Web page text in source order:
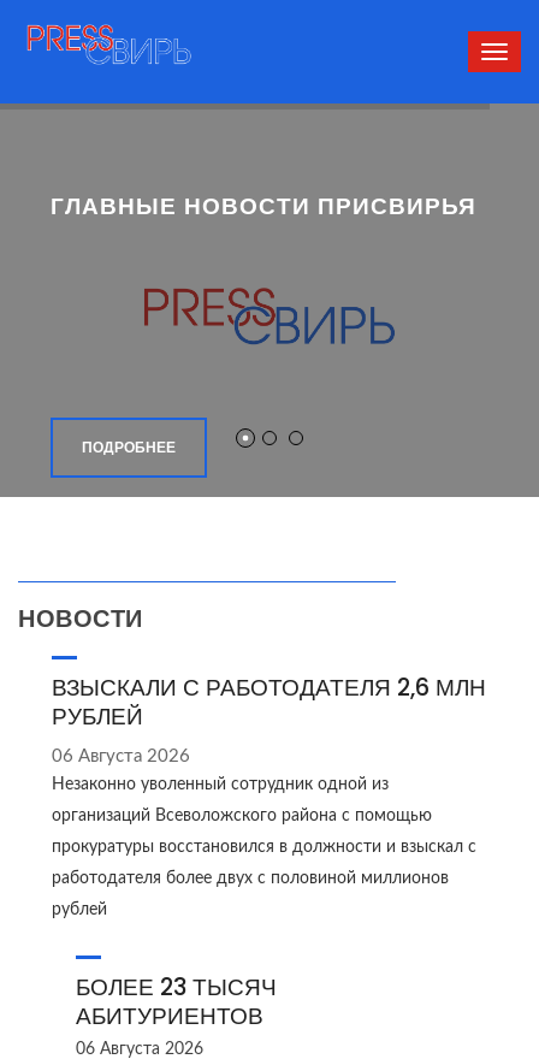
ГЛАВНЫЕ НОВОСТИ ПРИСВИРЬЯ
ПОДРОБНЕЕ
НОВОСТИ
ВЗЫСКАЛИ С РАБОТОДАТЕЛЯ 2,6 МЛН
РУБЛЕЙ
06 Августа 2026
Незаконно уволенный сотрудник одной из
организаций Всеволожского района с помощью
прокуратуры восстановился в должности и взыскал с
работодателя более двух с половиной миллионов
рублей
БОЛЕЕ 23 ТЫСЯЧ
АБИТУРИЕНТОВ
06 Августа 2026